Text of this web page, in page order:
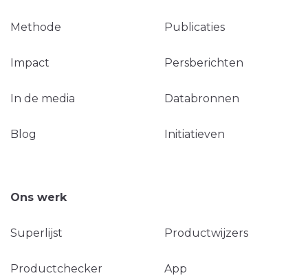
Methode Publicaties
Impact Persberichten
In de media Databronnen
Blog Initiatieven
Ons werk
Superlijst Productwijzers
Productchecker App